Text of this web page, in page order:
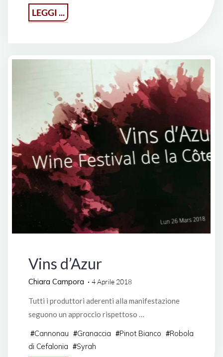
LEGGI ...
Grand
Jean-
Paul
e
Benoît
Droin
2009"
Vins d’Azur
Chiara Campora 4 Aprile 2018
Tutti i produttori aderenti alla manifestazione
seguono un approccio rispettoso …
#Cannonau #Granaccia #Pinot Bianco #Robola
di Cefalonia #Syrah